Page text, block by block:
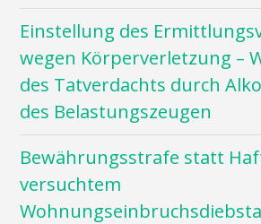
Einstellung des
wegen Körperverletzung –
des Tatverdachts durch
des Belastungszeugen
Bewährungsstrafe statt
versuchtem